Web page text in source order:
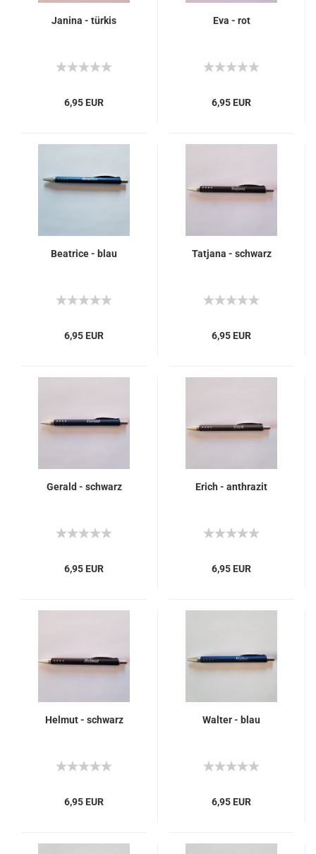
Janina - türkis
6,95 EUR
Eva - rot
6,95 EUR
Beatrice - blau
6,95 EUR
Tatjana - schwarz
6,95 EUR
Gerald - schwarz
6,95 EUR
Erich - anthrazit
6,95 EUR
Helmut - schwarz
6,95 EUR
Walter - blau
6,95 EUR